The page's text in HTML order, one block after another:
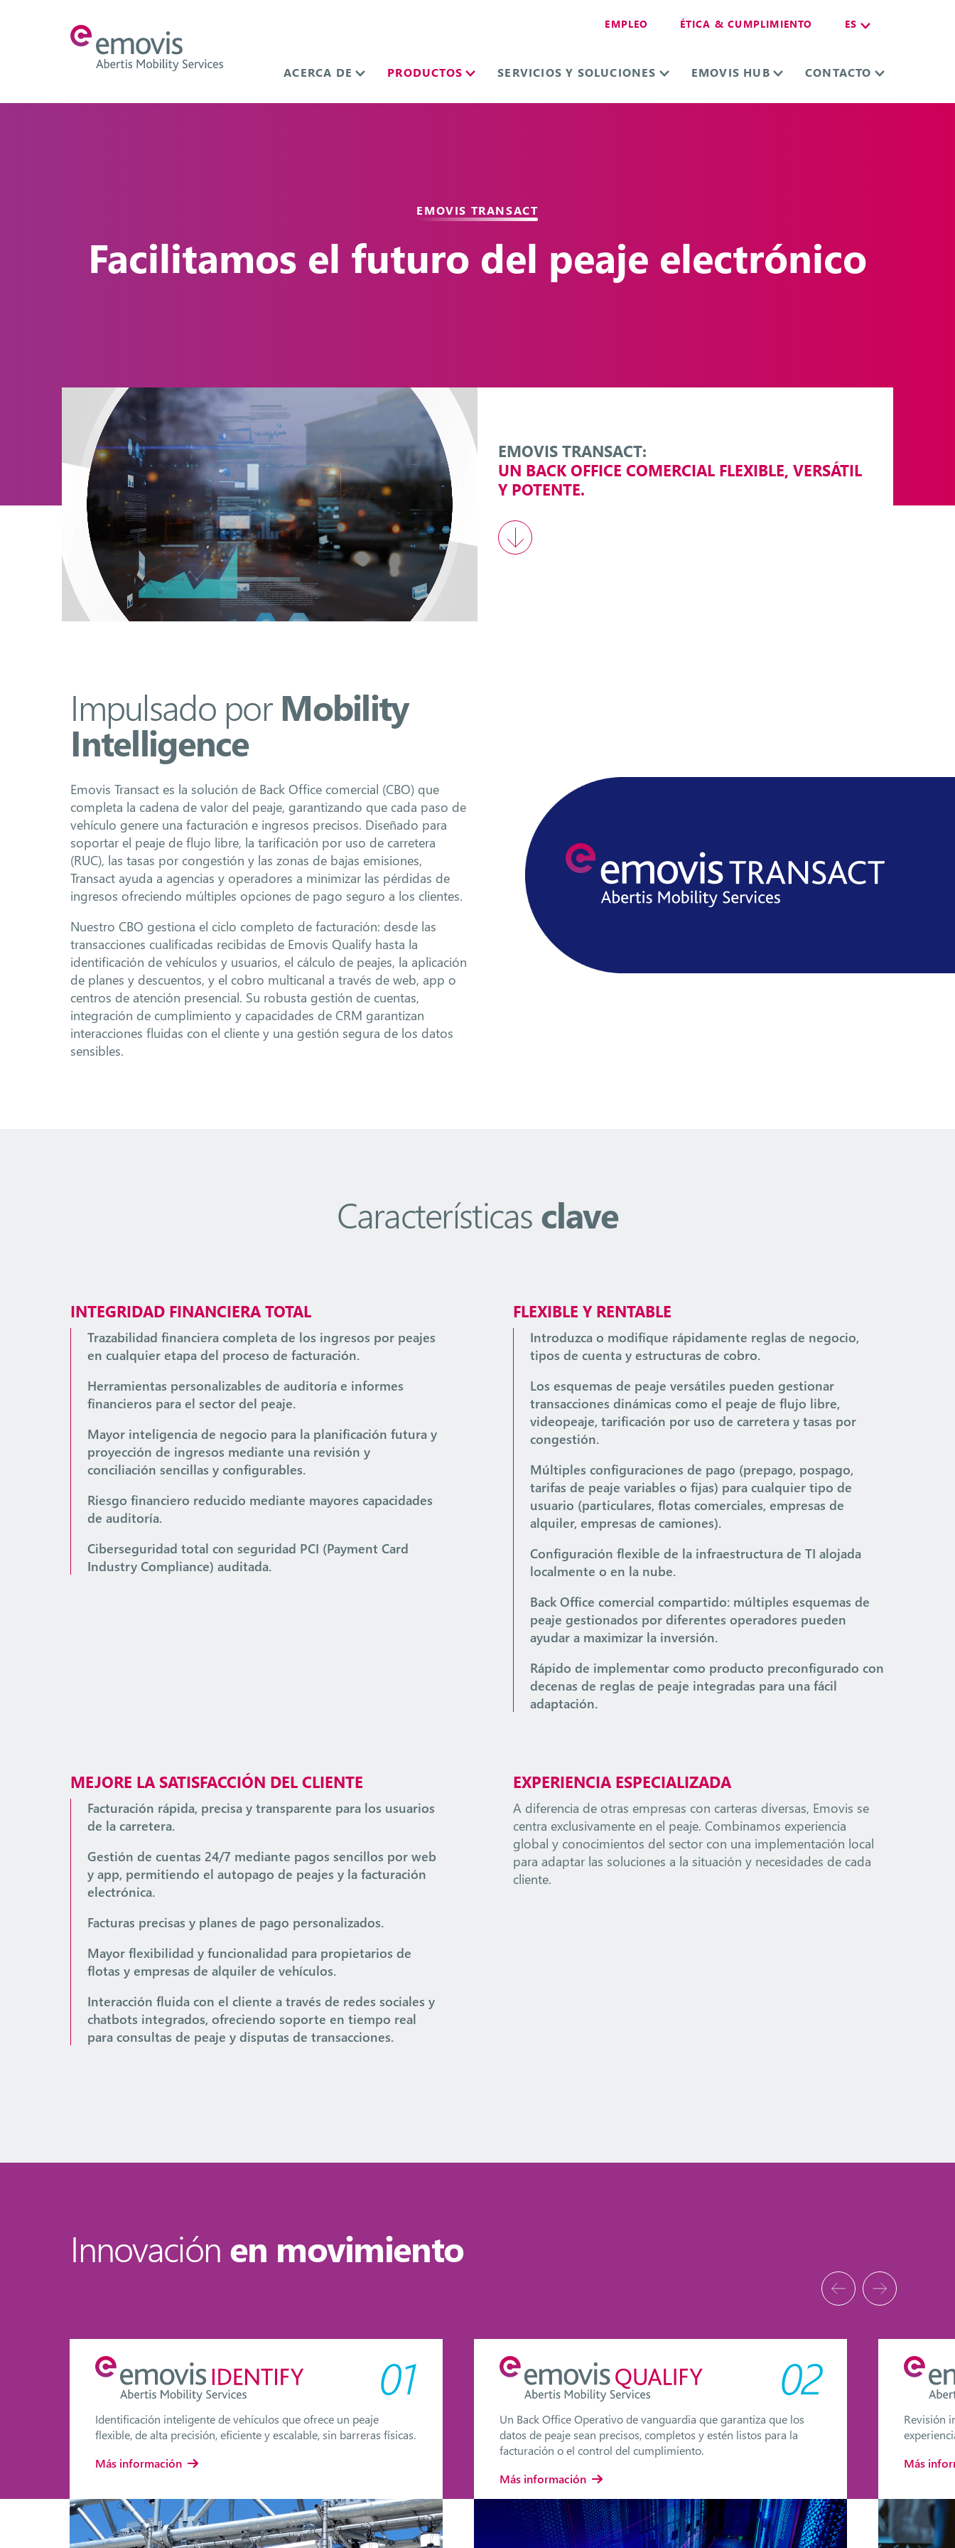
EMPLEO ÉTICA & CUMPLIMIENTO ES
ACERCA DE PRODUCTOS SERVICIOS Y SOLUCIONES EMOVIS HUB CONTACTO
EMOVIS TRANSACT
Facilitamos el futuro del peaje electrónico
EMOVIS TRANSACT:
UN BACK OFFICE COMERCIAL FLEXIBLE, VERSÁTIL
Y POTENTE.
Impulsado por Mobility
Intelligence
Emovis Transact es la solución de Back Office comercial (CBO) que
completa la cadena de valor del peaje, garantizando que cada paso de
vehículo genere una facturación e ingresos precisos. Diseñado para
soportar el peaje de flujo libre, la tarificación por uso de carretera
(RUC), las tasas por congestión y las zonas de bajas emisiones,
Transact ayuda a agencias y operadores a minimizar las pérdidas de
ingresos ofreciendo múltiples opciones de pago seguro a los clientes.
Nuestro CBO gestiona el ciclo completo de facturación: desde las
transacciones cualificadas recibidas de Emovis Qualify hasta la
identificación de vehículos y usuarios, el cálculo de peajes, la aplicación
de planes y descuentos, y el cobro multicanal a través de web, app o
centros de atención presencial. Su robusta gestión de cuentas,
integración de cumplimiento y capacidades de CRM garantizan
interacciones fluidas con el cliente y una gestión segura de los datos
sensibles.
Característicasclave
INTEGRIDAD FINANCIERA TOTAL
Trazabilidad financiera completa de los ingresos por peajes
en cualquier etapa del proceso de facturación.
Herramientas personalizables de auditoría e informes
financieros para el sector del peaje.
Mayor inteligencia de negocio para la planificación futura y
proyección de ingresos mediante una revisión y
conciliación sencillas y configurables.
Riesgo financiero reducido mediante mayores capacidades
de auditoría.
Ciberseguridad total con seguridad PCI (Payment Card
Industry Compliance) auditada.
FLEXIBLE Y RENTABLE
Introduzca o modifique rápidamente reglas de negocio,
tipos de cuenta y estructuras de cobro.
Los esquemas de peaje versátiles pueden gestionar
transacciones dinámicas como el peaje de flujo libre,
videopeaje, tarificación por uso de carretera y tasas por
congestión.
Múltiples configuraciones de pago (prepago, pospago,
tarifas de peaje variables o fijas) para cualquier tipo de
usuario (particulares, flotas comerciales, empresas de
alquiler, empresas de camiones).
Configuración flexible de la infraestructura de TI alojada
localmente o en la nube.
Back Office comercial compartido: múltiples esquemas de
peaje gestionados por diferentes operadores pueden
ayudar a maximizar la inversión.
Rápido de implementar como producto preconfigurado con
decenas de reglas de peaje integradas para una fácil
adaptación.
MEJORE LA SATISFACCIÓN DEL CLIENTE
Facturación rápida, precisa y transparente para los usuarios
de la carretera.
Gestión de cuentas 24/7 mediante pagos sencillos por web
y app, permitiendo el autopago de peajes y la facturación
electrónica.
Facturas precisas y planes de pago personalizados.
Mayor flexibilidad y funcionalidad para propietarios de
flotas y empresas de alquiler de vehículos.
Interacción fluida con el cliente a través de redes sociales y
chatbots integrados, ofreciendo soporte en tiempo real
para consultas de peaje y disputas de transacciones.
EXPERIENCIA ESPECIALIZADA
A diferencia de otras empresas con carteras diversas, Emovis se
centra exclusivamente en el peaje. Combinamos experiencia
global y conocimientos del sector con una implementación local
para adaptar las soluciones a la situación y necesidades de cada
cliente.
Innovación en movimiento
01
Identificación inteligente de vehículos que ofrece un peaje
flexible, de alta precisión, eficiente y escalable, sin barreras físicas.
Más información
02
Un Back Office Operativo de vanguardia que garantiza que los
datos de peaje sean precisos, completos y estén listos para la
facturación o el control del cumplimiento.
Más información
Revisión
Más